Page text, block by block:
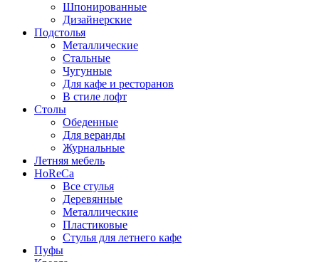
Шпонированные
Дизайнерские
Подстолья
Металлические
Стальные
Чугунные
Для кафе и ресторанов
В стиле лофт
Столы
Обеденные
Для веранды
Журнальные
Летняя мебель
HoReCa
Все стулья
Деревянные
Металлические
Пластиковые
Стулья для летнего кафе
Пуфы